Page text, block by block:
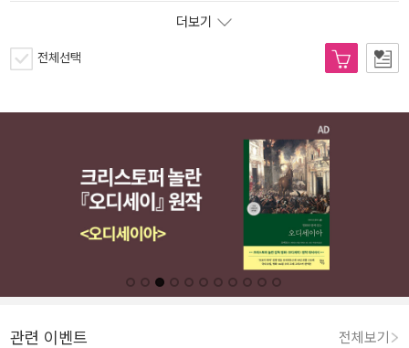
더보기
전체선택
관련 이벤트 전체보기